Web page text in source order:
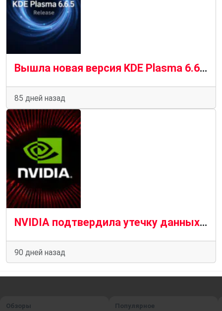
Вышла новая версия KDE Plasma 6.6.5, повышающая производительность для пользователей графических процессоров NVIDIA
85 дней назад
NVIDIA подтвердила утечку данных GeForce NOW у армянского партнера
90 дней назад
Обзоры Популярное